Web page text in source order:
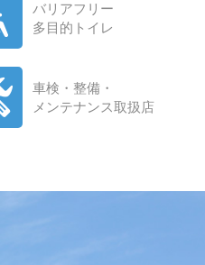
バリアフリー
多目的トイレ
車検・整備・
メンテナンス取扱店